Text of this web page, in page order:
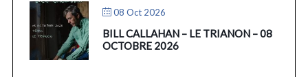
08 Oct 2026
BILL CALLAHAN – LE TRIANON – 08
OCTOBRE 2026